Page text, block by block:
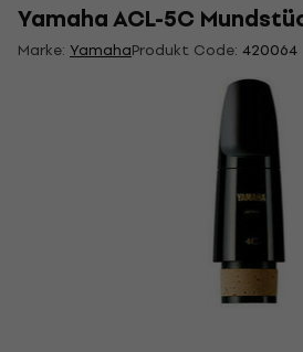
Yamaha ACL-5C
Marke: YamahaProdukt Code: 420064